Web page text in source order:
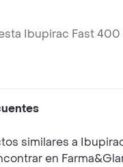
Ibupirac Fast 400
similares a
en